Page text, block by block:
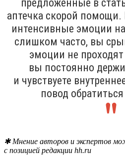
предложенные в
аптечка скорой помощи.
интенсивные эмоции
слишком часто, вы
эмоции не
вы постоянно
и чувствуете
повод
✱ Мнение авторов и экспертов
с позицией редакции hh.ru